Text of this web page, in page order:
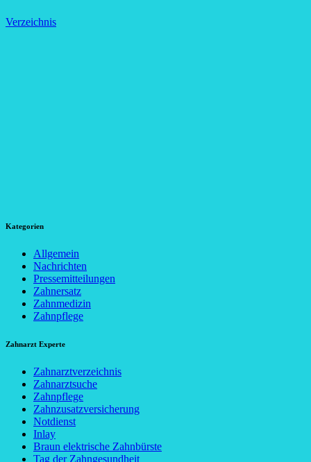
Verzeichnis
Kategorien
Allgemein
Nachrichten
Pressemitteilungen
Zahnersatz
Zahnmedizin
Zahnpflege
Zahnarzt Experte
Zahnarztverzeichnis
Zahnarztsuche
Zahnpflege
Zahnzusatzversicherung
Notdienst
Inlay
Braun elektrische Zahnbürste
Tag der Zahngesundheit